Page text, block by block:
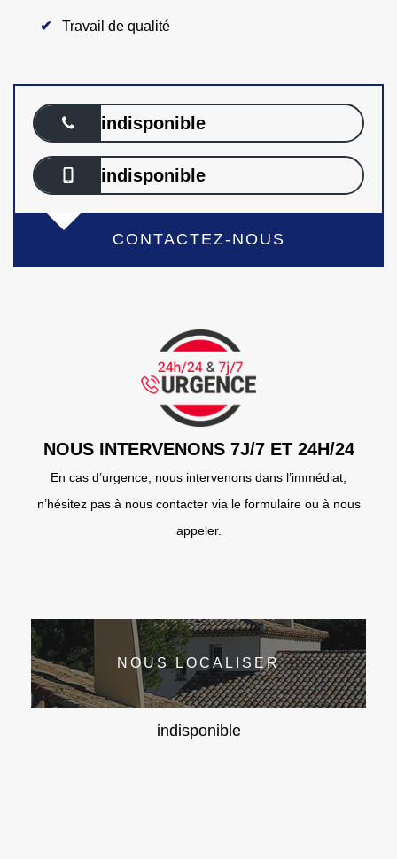
Travail de qualité
indisponible
indisponible
CONTACTEZ-NOUS
NOUS INTERVENONS 7J/7 ET 24H/24
En cas d’urgence, nous intervenons dans l’immédiat,
n’hésitez pas à nous contacter via le formulaire ou à nous
appeler.
NOUS LOCALISER
indisponible